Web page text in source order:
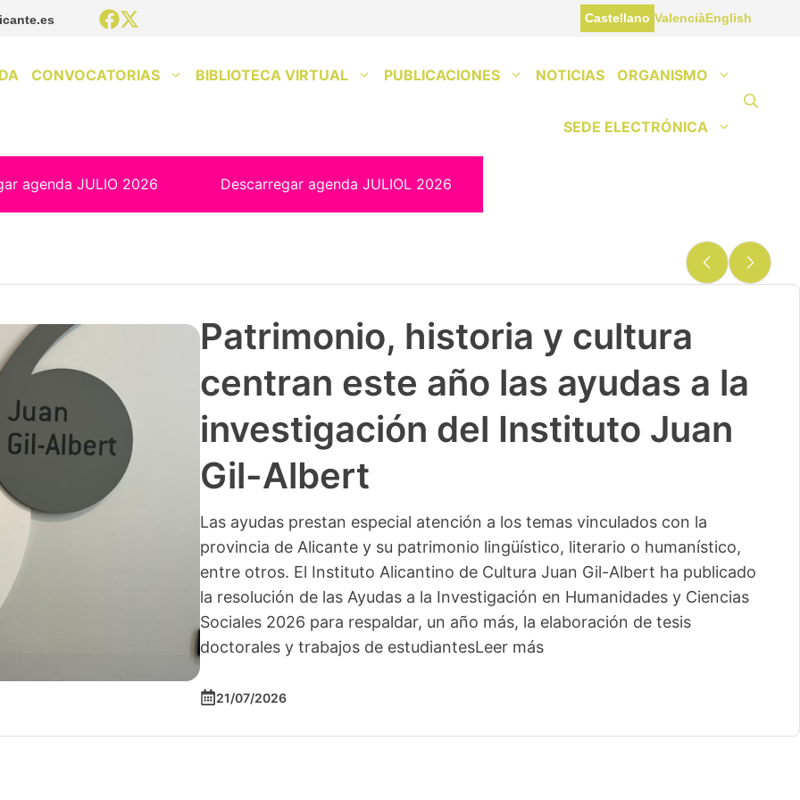
Castellano ValenciàEnglish
CONVOCATORIAS BIBLIOTECA VIRTUAL PUBLICACIONES NOTICIAS ORGANISMO
SEDE ELECTRÓNICA
agenda JULIO 2026 Descarregar agenda JULIOL 2026
Patrimonio, historia y cultura
centran este año las ayudas a la
investigación del Instituto Juan
Gil-Albert
Las ayudas prestan especial atención a los temas vinculados con la
provincia de Alicante y su patrimonio lingüístico, literario o humanístico,
entre otros. El Instituto Alicantino de Cultura Juan Gil-Albert ha publicado
la resolución de las Ayudas a la Investigación en Humanidades y Ciencias
Sociales 2026 para respaldar, un año más, la elaboración de tesis
doctorales y trabajos de estudiantesLeer más
21/07/2026